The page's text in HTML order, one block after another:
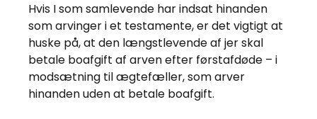
Hvis I som samlevende har indsat hinanden
som arvinger i et testamente, er det vigtigt at
huske på, at den længstlevende af jer skal
betale boafgift af arven efter førstafdøde – i
modsætning til ægtefæller, som arver
hinanden uden at betale boafgift.